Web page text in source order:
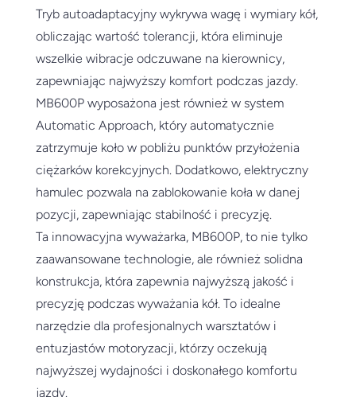
Tryb autoadaptacyjny wykrywa wagę i wymiary kół,
obliczając wartość tolerancji, która eliminuje
wszelkie wibracje odczuwane na kierownicy,
zapewniając najwyższy komfort podczas jazdy.
MB600P wyposażona jest również w system
Automatic Approach, który automatycznie
zatrzymuje koło w pobliżu punktów przyłożenia
ciężarków korekcyjnych. Dodatkowo, elektryczny
hamulec pozwala na zablokowanie koła w danej
pozycji, zapewniając stabilność i precyzję.
Ta innowacyjna wyważarka, MB600P, to nie tylko
zaawansowane technologie, ale również solidna
konstrukcja, która zapewnia najwyższą jakość i
precyzję podczas wyważania kół. To idealne
narzędzie dla profesjonalnych warsztatów i
entuzjastów motoryzacji, którzy oczekują
najwyższej wydajności i doskonałego komfortu
jazdy.